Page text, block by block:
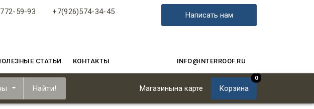
59-93 +7(926)574-34-45 Написать нам
СТАТЬИ КОНТАКТЫ INFO@INTERROOF.RU
Найти! Магазинына карте Корзина
0